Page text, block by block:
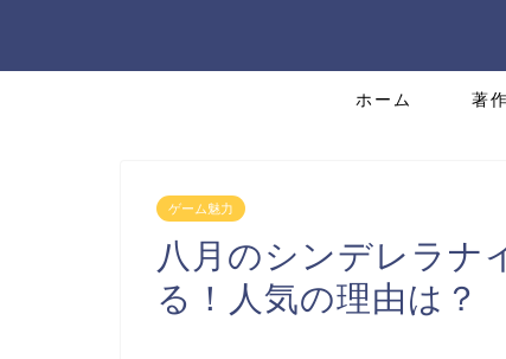
ホーム 著
ゲーム魅力
八月のシンデレラナ
る！人気の理由は？